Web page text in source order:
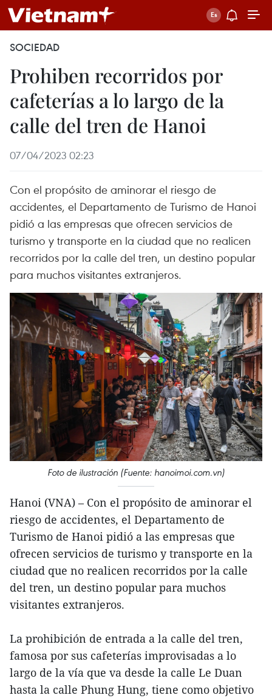
SOCIEDAD
Prohiben recorridos por
cafeterías a lo largo de la
calle del tren de Hanoi
07/04/2023 02:23
Con el propósito de aminorar el riesgo de
accidentes, el Departamento de Turismo de Hanoi
pidió a las empresas que ofrecen servicios de
turismo y transporte en la ciudad que no realicen
recorridos por la calle del tren, un destino popular
para muchos visitantes extranjeros.
Foto de ilustración (Fuente: hanoimoi.com.vn)
Hanoi (VNA) – Con el propósito de aminorar el
riesgo de accidentes, el Departamento de
Turismo de Hanoi pidió a las empresas que
ofrecen servicios de turismo y transporte en la
ciudad que no realicen recorridos por la calle
del tren, un destino popular para muchos
visitantes extranjeros.
La prohibición de entrada a la calle del tren,
famosa por sus cafeterías improvisadas a lo
largo de la vía que va desde la calle Le Duan
hasta la calle Phung Hung, tiene como objetivo